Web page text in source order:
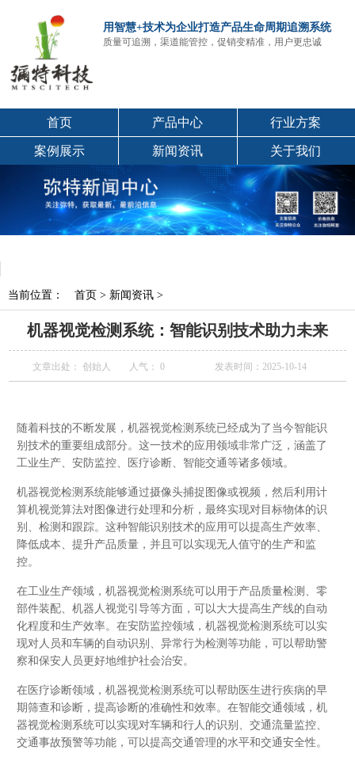
用智慧+技术为企业打造产品生命周期追溯系统
质量可追溯，渠道能管控，促销变精准，用户更忠诚
首页 产品中心 行业方案
案例展示 新闻资讯 关于我们
当前位置： 首页 > 新闻资讯 >
机器视觉检测系统：智能识别技术助力未来
文章出处： 创始人 人气： 0 发表时间：2025-10-14
随着科技的不断发展，机器视觉检测系统已经成为了当今智能识
别技术的重要组成部分。这一技术的应用领域非常广泛，涵盖了
工业生产、安防监控、医疗诊断、智能交通等诸多领域。
机器视觉检测系统能够通过摄像头捕捉图像或视频，然后利用计
算机视觉算法对图像进行处理和分析，最终实现对目标物体的识
别、检测和跟踪。这种智能识别技术的应用可以提高生产效率、
降低成本、提升产品质量，并且可以实现无人值守的生产和监
控。
在工业生产领域，机器视觉检测系统可以用于产品质量检测、零
部件装配、机器人视觉引导等方面，可以大大提高生产线的自动
化程度和生产效率。在安防监控领域，机器视觉检测系统可以实
现对人员和车辆的自动识别、异常行为检测等功能，可以帮助警
察和保安人员更好地维护社会治安。
在医疗诊断领域，机器视觉检测系统可以帮助医生进行疾病的早
期筛查和诊断，提高诊断的准确性和效率。在智能交通领域，机
器视觉检测系统可以实现对车辆和行人的识别、交通流量监控、
交通事故预警等功能，可以提高交通管理的水平和交通安全性。